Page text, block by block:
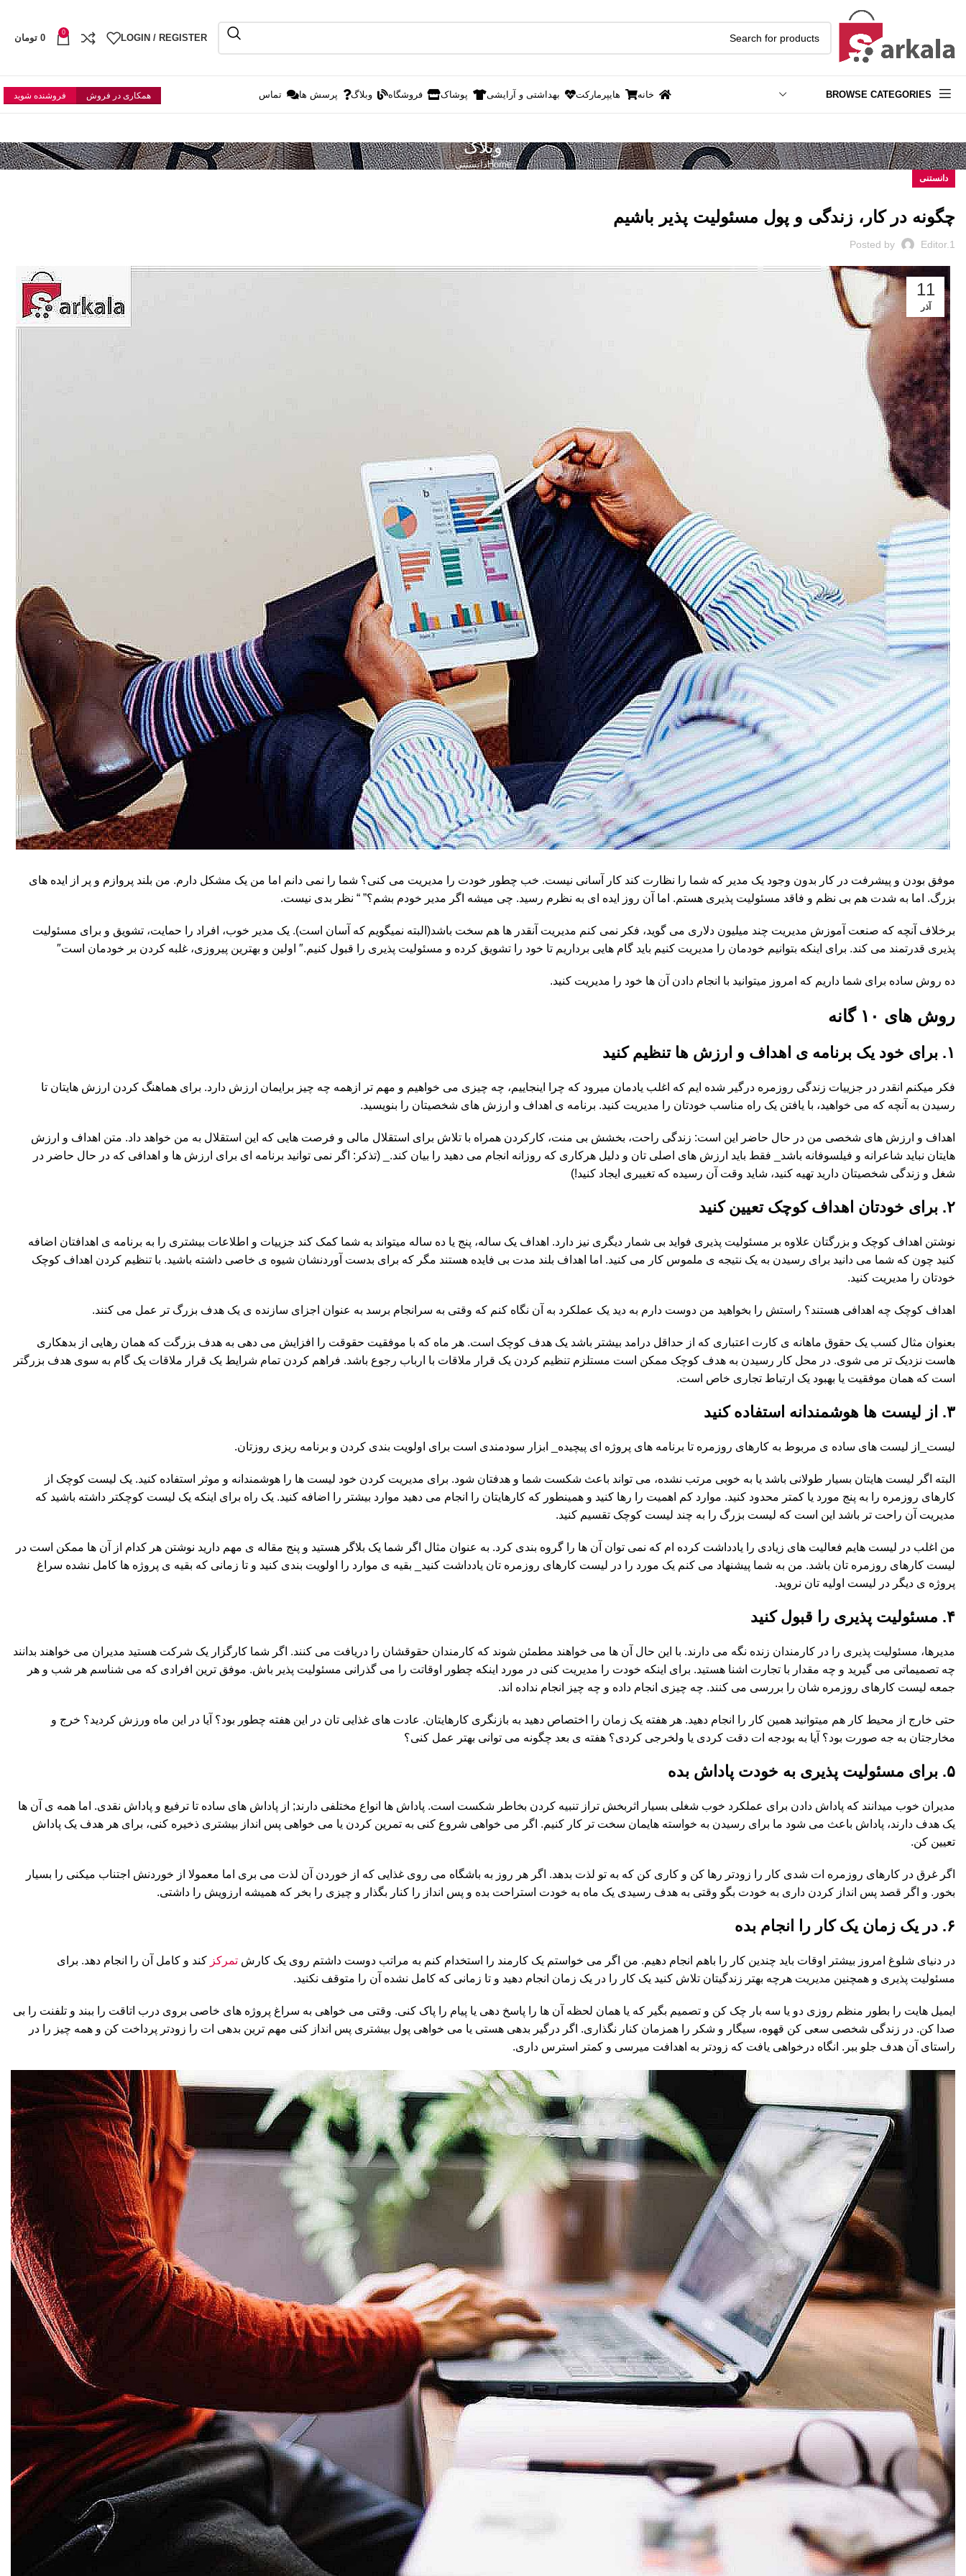
LOGIN / REGISTER
0
0 تومان
BROWSE CATEGORIES خانه هایپرمارکت بهداشتی و آرایشی پوشاک فروشگاه وبلاگ پرسش ها تماس همکاری در فروش فروشنده شوید
وبلاگ
Homeدانستنی
دانستنی
چگونه در کار، زندگی و پول مسئولیت پذیر باشیم
Posted by Editor.1
11
آذر
موفق بودن و پیشرفت در کار بدون وجود یک مدیر که شما را نظارت کند کار آسانی نیست. خب چطور خودت را مدیریت می کنی؟ شما را نمی دانم اما من یک مشکل دارم. من بلند پروازم و پر از ایده های
بزرگ. اما به شدت هم بی نظم و فاقد مسئولیت پذیری هستم. اما آن روز ایده ای به نظرم رسید. چی میشه اگر مدیر خودم بشم؟” “ نظر بدی نیست.
برخلاف آنچه که صنعت آموزش مدیریت چند میلیون دلاری می گوید، فکر نمی کنم مدیریت آنقدر ها هم سخت باشد(البته نمیگویم که آسان است). یک مدیر خوب، افراد را حمایت، تشویق و برای مسئولیت
پذیری قدرتمند می کند. برای اینکه بتوانیم خودمان را مدیریت کنیم باید گام هایی برداریم تا خود را تشویق کرده و مسئولیت پذیری را قبول کنیم.″ اولین و بهترین پیروزی، غلبه کردن بر خودمان است″
ده روش ساده برای شما داریم که امروز میتوانید با انجام دادن آن ها خود را مدیریت کنید.
روش های ۱۰ گانه
۱. برای خود یک برنامه ی اهداف و ارزش ها تنظیم کنید
فکر میکنم انقدر در جزییات زندگی روزمره درگیر شده ایم که اغلب یادمان میرود که چرا اینجاییم، چه چیزی می خواهیم و مهم تر ازهمه چه چیز برایمان ارزش دارد. برای هماهنگ کردن ارزش هایتان تا
رسیدن به آنچه که می خواهید، با یافتن یک راه مناسب خودتان را مدیریت کنید. برنامه ی اهداف و ارزش های شخصیتان را بنویسید.
اهداف و ارزش های شخصی من در حال حاضر این است: زندگی راحت، بخشش بی منت، کارکردن همراه با تلاش برای استقلال مالی و فرصت هایی که این استقلال به من خواهد داد. متن اهداف و ارزش
هایتان نباید شاعرانه و فیلسوفانه باشد_ فقط باید ارزش های اصلی تان و دلیل هرکاری که روزانه انجام می دهید را بیان کند._ (تذکر: اگر نمی توانید برنامه ای برای ارزش ها و اهدافی که در حال حاضر در
شغل و زندگی شخصیتان دارید تهیه کنید، شاید وقت آن رسیده که تغییری ایجاد کنید!)
۲. برای خودتان اهداف کوچک تعیین کنید
نوشتن اهداف کوچک و بزرگتان علاوه بر مسئولیت پذیری فواید بی شمار دیگری نیز دارد. اهداف یک ساله، پنج یا ده ساله میتواند به شما کمک کند جزییات و اطلاعات بیشتری را به برنامه ی اهدافتان اضافه
کنید چون که شما می دانید برای رسیدن به یک نتیجه ی ملموس کار می کنید. اما اهداف بلند مدت بی فایده هستند مگر که برای بدست آوردنشان شیوه ی خاصی داشته باشید. با تنظیم کردن اهداف کوچک
خودتان را مدیریت کنید.
اهداف کوچک چه اهدافی هستند؟ راستش را بخواهید من دوست دارم به دید یک عملکرد به آن نگاه کنم که وقتی به سرانجام برسد به عنوان اجزای سازنده ی یک هدف بزرگ تر عمل می کنند.
بعنوان مثال کسب یک حقوق ماهانه ی کارت اعتباری که از حداقل درامد بیشتر باشد یک هدف کوچک است. هر ماه که با موفقیت حقوقت را افزایش می دهی به هدف بزرگت که همان رهایی از بدهکاری
هاست نزدیک تر می شوی. در محل کار رسیدن به هدف کوچک ممکن است مستلزم تنظیم کردن یک قرار ملاقات با ارباب رجوع باشد. فراهم کردن تمام شرایط یک قرار ملاقات یک گام به سوی هدف بزرگتر
است که همان موفقیت یا بهبود یک ارتباط تجاری خاص است.
۳. از لیست ها هوشمندانه استفاده کنید
لیست_از لیست های ساده ی مربوط به کارهای روزمره تا برنامه های پروژه ای پیچیده_ ابزار سودمندی است برای اولویت بندی کردن و برنامه ریزی روزتان.
البته اگر لیست هایتان بسیار طولانی باشد یا به خوبی مرتب نشده، می تواند باعث شکست شما و هدفتان شود. برای مدیریت کردن خود لیست ها را هوشمندانه و موثر استفاده کنید. یک لیست کوچک از
کارهای روزمره را به پنج مورد یا کمتر محدود کنید. موارد کم اهمیت را رها کنید و همینطور که کارهایتان را انجام می دهید موارد بیشتر را اضافه کنید. یک راه برای اینکه یک لیست کوچکتر داشته باشید که
مدیریت آن راحت تر باشد این است که لیست بزرگ را به چند لیست کوچک تقسیم کنید.
من اغلب در لیست هایم فعالیت های زیادی را یادداشت کرده ام که نمی توان آن ها را گروه بندی کرد. به عنوان مثال اگر شما یک بلاگر هستید و پنج مقاله ی مهم دارید نوشتن هر کدام از آن ها ممکن است در
لیست کارهای روزمره تان باشد. من به شما پیشنهاد می کنم یک مورد را در لیست کارهای روزمره تان یادداشت کنید_ بقیه ی موارد را اولویت بندی کنید و تا زمانی که بقیه ی پروژه ها کامل نشده سراغ
پروژه ی دیگر در لیست اولیه تان نروید.
۴. مسئولیت پذیری را قبول کنید
مدیرها، مسئولیت پذیری را در کارمندان زنده نگه می دارند. با این حال آن ها می خواهند مطمئن شوند که کارمندان حقوقشان را دریافت می کنند. اگر شما کارگزار یک شرکت هستید مدیران می خواهند بدانند
چه تصمیماتی می گیرید و چه مقدار با تجارت اشنا هستید. برای اینکه خودت را مدیریت کنی در مورد اینکه چطور اوقاتت را می گذرانی مسئولیت پذیر باش. موفق ترین افرادی که می شناسم هر شب و هر
جمعه لیست کارهای روزمره شان را بررسی می کنند. چه چیزی انجام داده و چه چیز انجام نداده اند.
حتی خارج از محیط کار هم میتوانید همین کار را انجام دهید. هر هفته یک زمان را اختصاص دهید به بازنگری کارهایتان. عادت های غذایی تان در این هفته چطور بود؟ آیا در این ماه ورزش کردید؟ خرج و
مخارجتان به جه صورت بود؟ آیا به بودجه ات دقت کردی یا ولخرجی کردی؟ هفته ی بعد چگونه می توانی بهتر عمل کنی؟
۵. برای مسئولیت پذیری به خودت پاداش بده
مدیران خوب میدانند که پاداش دادن برای عملکرد خوب شغلی بسیار اثربخش تراز تنبیه کردن بخاطر شکست است. پاداش ها انواع مختلفی دارند; از پاداش های ساده تا ترفیع و پاداش نقدی. اما همه ی آن ها
یک هدف دارند، پادا‌ش باعث می شود ما برای رسیدن به خواسته هایمان سخت تر کار کنیم. اگر می خواهی شروع کنی به تمرین کردن یا می خواهی پس انداز بیشتری ذخیره کنی، برای هر هدف یک پاداش
تعیین کن.
اگر غرق در کارهای روزمره ات شدی کار را زودتر رها کن و کاری کن که به تو لذت بدهد. اگر هر روز به باشگاه می روی غذایی که از خوردن آن لذت می بری اما معمولا از خوردنش اجتناب میکنی را بسیار
بخور. و اگر قصد پس انداز کردن داری به خودت بگو وقتی به هدف رسیدی یک ماه به خودت استراحت بده و پس انداز را کنار بگذار و چیزی را بخر که همیشه ارزویش را داشتی.
۶. در یک زمان یک کار را انجام بده
در دنیای شلوغ امروز بیشتر اوقات باید چندین کار را باهم انجام دهیم. من اگر می خواستم یک کارمند را استخدام کنم به مراتب دوست داشتم روی یک کارش تمرکز کند و کامل آن را انجام دهد. برای
مسئولیت پذیری و همچنین مدیریت هرچه بهتر زندگیتان تلاش کنید یک کار را در یک زمان انجام دهید و تا زمانی که کامل نشده آن را متوقف نکنید.
ایمیل هایت را بطور منظم روزی دو یا سه بار چک کن و تصمیم بگیر که یا همان لحظه آن ها را پاسخ دهی یا پیام را پاک کنی. وقتی می خواهی به سراغ پروژه های خاصی بروی درب اتاقت را ببند و تلفنت را بی
صدا کن. در زندگی شخصی سعی کن قهوه، سیگار و شکر را همزمان کنار نگذاری. اگر درگیر بدهی هستی یا می خواهی پول بیشتری پس انداز کنی مهم ترین بدهی ات را زودتر پرداخت کن و همه چیز را در
راستای آن هدف جلو ببر. انگاه درخواهی یافت که زودتر به اهدافت میرسی و کمتر استرس داری.